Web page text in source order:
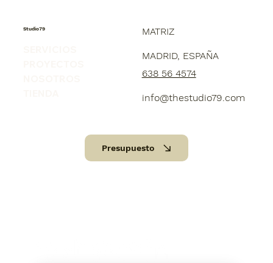
Studio79 MATRIZ
MADRID, ESPAÑA
638 56 4574
info@thestudio79.com
Presupuesto